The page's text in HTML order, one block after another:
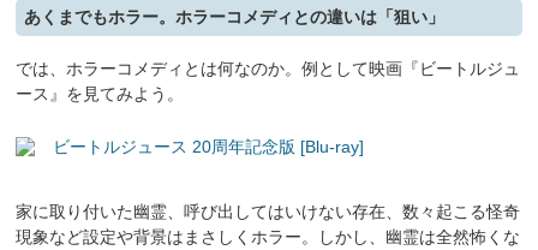
あくまでもホラー。ホラーコメディとの違いは「狙い」
では、ホラーコメディとは何なのか。例として映画『ビートルジュ
ース』を見てみよう。
ビートルジュース 20周年記念版 [Blu-ray]
家に取り付いた幽霊、呼び出してはいけない存在、数々起こる怪奇
現象など設定や背景はまさしくホラー。しかし、幽霊は全然怖くな